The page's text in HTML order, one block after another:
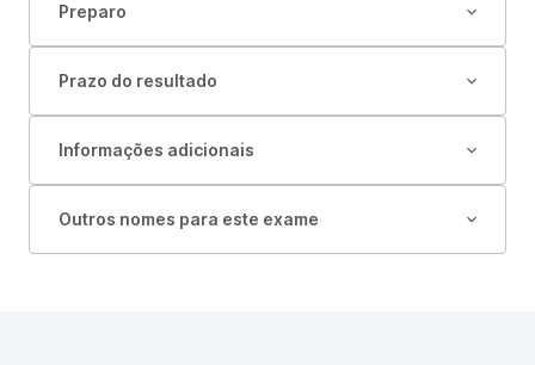
Preparo
Prazo do resultado
Informações adicionais
Outros nomes para este exame